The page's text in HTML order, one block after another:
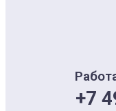
+7